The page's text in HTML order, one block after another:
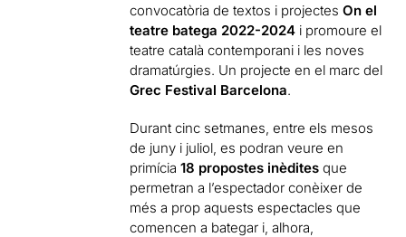
convocatòria de textos i projectesOn el
teatre batega 2022-2024 i promoure el
teatre català contemporani i les noves
dramatúrgies. Un projecte en el marc del
Grec Festival Barcelona.
Durant cinc setmanes, entre els mesos
de juny i juliol, es podran veure en
primícia18 propostes inèdites que
permetran a l’espectador conèixer de
més a prop aquests espectacles que
comencen a bategar i, alhora,